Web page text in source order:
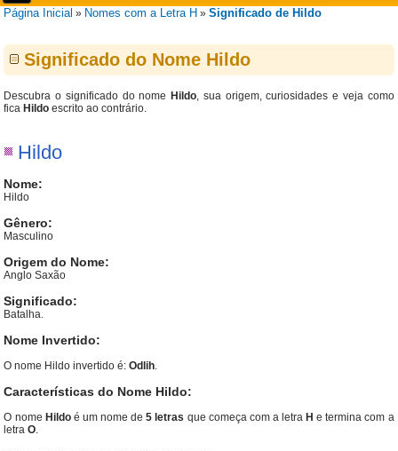
Página Inicial » Nomes com a Letra H »Significado de Hildo
Significado do Nome Hildo
Descubra o significado do nome Hildo, sua origem, curiosidades e veja como
fica Hildo escrito ao contrário.
Hildo
Nome:
Hildo
Gênero:
Masculino
Origem do Nome:
Anglo Saxão
Significado:
Batalha.
Nome Invertido:
O nome Hildo invertido é:Odlih.
Características do Nome Hildo:
O nome Hildoé um nome de5 letras que começa com a letra H e termina com a
letraO.